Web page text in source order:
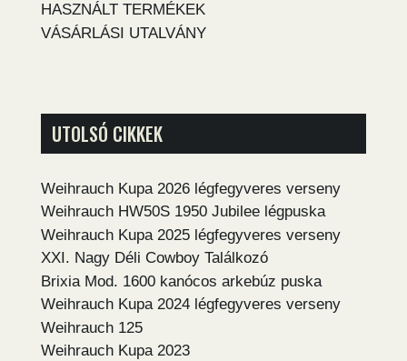
HASZNÁLT TERMÉKEK
VÁSÁRLÁSI UTALVÁNY
UTOLSÓ CIKKEK
Weihrauch Kupa 2026 légfegyveres verseny
Weihrauch HW50S 1950 Jubilee légpuska
Weihrauch Kupa 2025 légfegyveres verseny
XXI. Nagy Déli Cowboy Találkozó
Brixia Mod. 1600 kanócos arkebúz puska
Weihrauch Kupa 2024 légfegyveres verseny
Weihrauch 125
Weihrauch Kupa 2023